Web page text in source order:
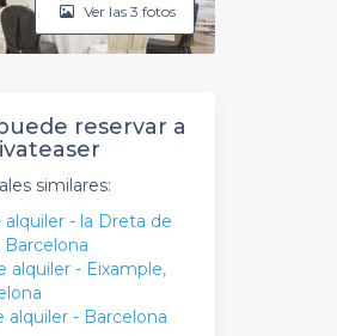
Ver las 3 fotos
reservar a
similares:
alquiler - la Dreta de
Barcelona
alquiler - Eixample,
alquiler - Barcelona